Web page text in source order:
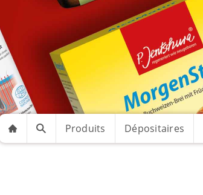
Produits Dépositaires